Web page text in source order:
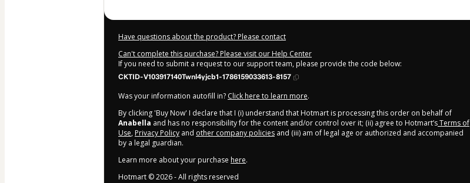
Have questions about the product? Please contact
Can't complete this purchase? Please visit our Help Center
If you need to submit a request to our support team, please provide the code below:
CKTID-V103917140Twnl4yjcb1-1786159033613-8157
Was your information autofill in? Click here to learn more.
By clicking 'Buy Now' I declare that I (i) understand that Hotmart is processing this order on behalf of
Anabella and has no responsibility for the content and/or control over it; (ii) agree to Hotmart’sTerms of
Use, Privacy Policy and other company policies and (iii) am of legal age or authorized and accompanied
by a legal guardian.
Learn more about your purchase here.
Hotmart ©2026- All rights reserved